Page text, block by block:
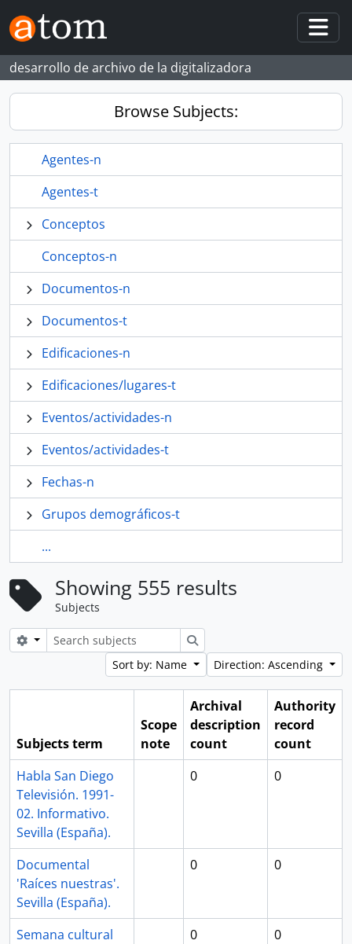
Skip to main content
desarrollo de archivo de la digitalizadora
Browse Subjects:
Agentes-n
Agentes-t
Conceptos
Conceptos-n
Documentos-n
Documentos-t
Edificaciones-n
Edificaciones/lugares-t
Eventos/actividades-n
Eventos/actividades-t
Fechas-n
Grupos demográficos-t
...
Showing 555 results
Subjects
Search options
Search
Sort by: Name
Direction: Ascending
Subjects term
Scope
note
Archival
description
count
Authority
record
count
Habla San Diego
Televisión. 1991-
02. Informativo.
Sevilla (España).
0 0
Documental
'Raíces nuestras'.
Sevilla (España).
0 0
Semana cultural
0 0